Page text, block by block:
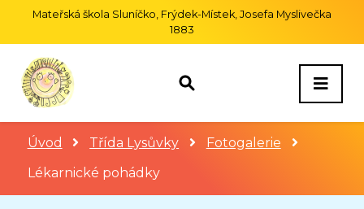
Mateřská škola Sluníčko, Frýdek-Místek, Josefa Myslivečka
1883
Úvod Třída Lysůvky
Fotogalerie
Lékarnické pohádky